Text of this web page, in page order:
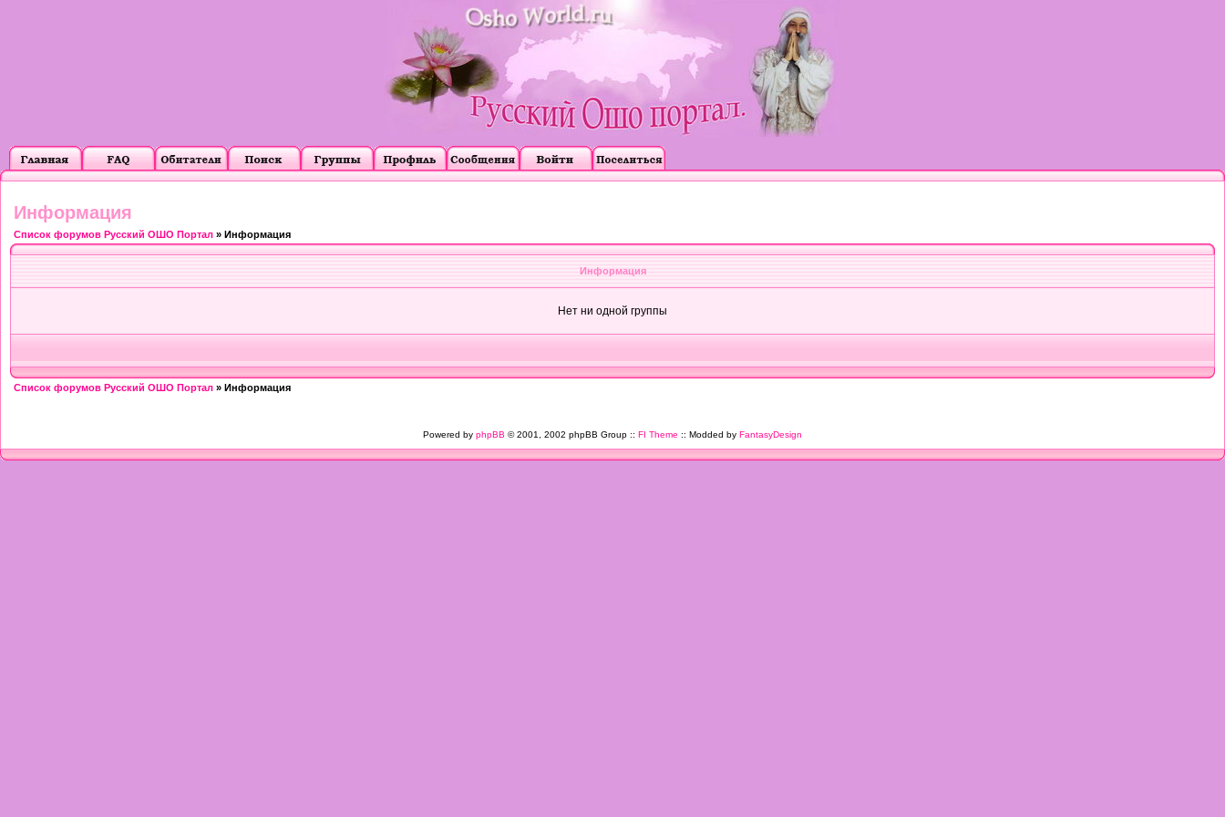
Информация
Список форумов Русский ОШО Портал » Информация
Информация
Нет ни одной группы
Список форумов Русский ОШО Портал » Информация
Powered by phpBB © 2001, 2002 phpBB Group :: FI Theme :: Modded by FantasyDesign